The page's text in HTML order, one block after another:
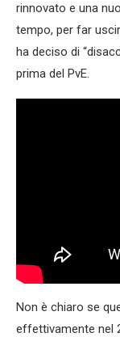
rinnovato e una
tempo, per far
ha deciso di
prima del PvE.
Non è chiaro se
effettivamente nel